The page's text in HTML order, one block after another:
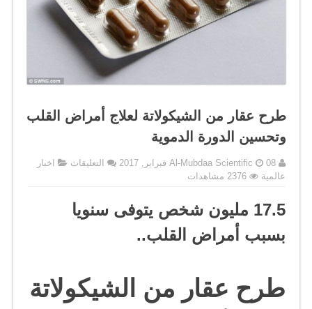
طرح عقار من الشيكولاتة لعلاج أمراض القلب
وتحسين الدورة الدموية
Al-Mubdaa Scientific 08 فبراير, 2017 التعليقات على
الدورة
الدموية
اخبار
عالمية
2376 مشاهدات
17.5 مليون شخص يتوفى سنويا
بسبب أمراض القلب..
طرح عقار من الشيكولاتة